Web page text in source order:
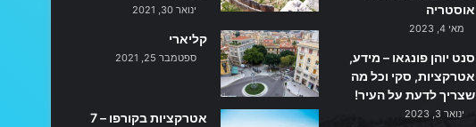
אוסטריה
מאי 4, 2023
סנט יוהן פונגאו – מידע,
אטרקציות, סקי וכל מה
שצריך לדעת על העיר!
ינואר 3, 2023
ינואר 30, 2021
קליארי
ספטמבר 25, 2021
אטרקציות בקורפו – 7